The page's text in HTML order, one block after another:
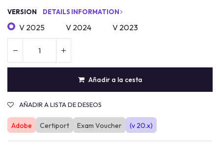
VERSION DETAILS INFORMATION
V 2025 V 2024 V 2023
Añadir a la cesta
AÑADIR A LISTA DE DESEOS
Adobe Certiport Exam Voucher (v 20.x)